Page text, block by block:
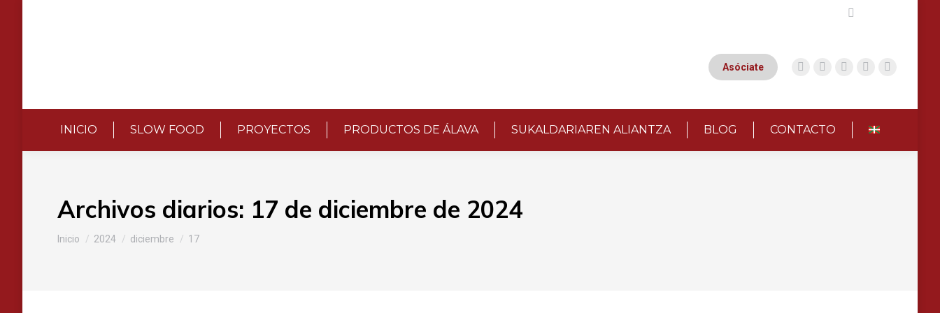
Buscar:
Asóciate
INICIO SLOW FOOD PROYECTOS PRODUCTOS DE ÁLAVA SUKALDARIAREN ALIANTZA BLOG CONTACTO
Archivos diarios: 17 de diciembre de 2024
Estás aquí:
Inicio 2024 diciembre 17